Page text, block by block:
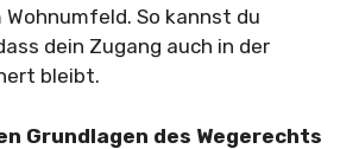
So kannst du
dein Zugang auch in der
bleibt.
Grundlagen des Wegerechts